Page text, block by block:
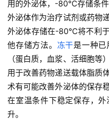
用的外泌体，-80℃存储条件
外泌体作为治疗试剂或药物
外泌体存储在-80°C将不利
他存储方法。 冻干是一种
（蛋白质，血浆、活细胞
用于改善药物递送载体脂质
术有可能改善外泌体的保存
在室温条件下稳定保存，
升。